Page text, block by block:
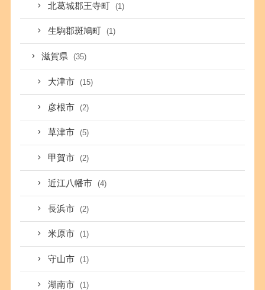
北葛城郡王寺町 (1)
生駒郡斑鳩町 (1)
滋賀県 (35)
大津市 (15)
彦根市 (2)
草津市 (5)
甲賀市 (2)
近江八幡市 (4)
長浜市 (2)
米原市 (1)
守山市 (1)
湖南市 (1)